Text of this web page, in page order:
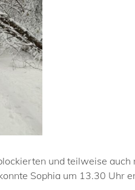
und teilweise
Sophia um 13.30 Uhr